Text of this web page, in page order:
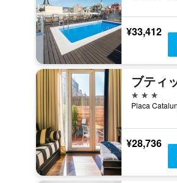
¥33,412
3つ星
¥28,736